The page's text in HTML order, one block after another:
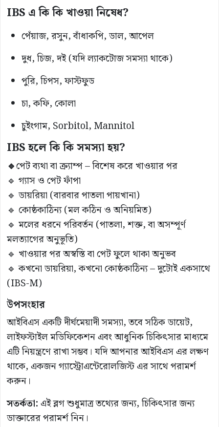
IBS এ কি কি খাওয়া নিষেধ?
পেঁয়াজ, রসুন, বাঁধাকপি, ডাল, আপেল
দুধ, চিজ, দই (যদি ল্যাকটোজ সমস্যা থাকে)
পুরি, চিপস, ফাস্টফুড
চা, কফি, কোলা
চুইংগাম, Sorbitol, Mannitol
IBS হলে কি কি সমস্যা হয়?
🔹পেট ব্যথা বা ক্র্যাম্প – বিশেষ করে খাওয়ার পর
🔹 গ্যাস ও পেট ফাঁপা
🔹 ডায়রিয়া (বারবার পাতলা পায়খানা)
🔹 কোষ্ঠকাঠিন্য (মল কঠিন ও অনিয়মিত)
🔹 মলের ধরনে পরিবর্তন (পাতলা, শক্ত, বা অসম্পূর্ণ
মলত্যাগের অনুভূতি)
🔹 খাওয়ার পর অস্বস্তি বা পেট ফুলে থাকা অনুভব
🔹 কখনো ডায়রিয়া, কখনো কোষ্ঠকাঠিন্য – দুটোই একসাথে
(IBS-M)
উপসংহার
আইবিএস একটি দীর্ঘমেয়াদী সমস্যা, তবে সঠিক ডায়েট,
লাইফস্টাইল মডিফিকেশন এবং আধুনিক চিকিৎসার মাধ্যমে
এটি নিয়ন্ত্রণে রাখা সম্ভব। যদি আপনার আইবিএস এর লক্ষণ
থাকে, একজন গ্যাস্ট্রোএন্টেরোলজিস্ট এর সাথে পরামর্শ
করুন।
সতর্কতা:এই ব্লগ শুধুমাত্র তথ্যের জন্য, চিকিৎসার জন্য
ডাক্তারের পরামর্শ নিন।